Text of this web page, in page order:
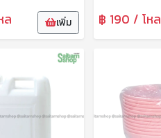
ล เพิ่ม ฿ 190 / โหล